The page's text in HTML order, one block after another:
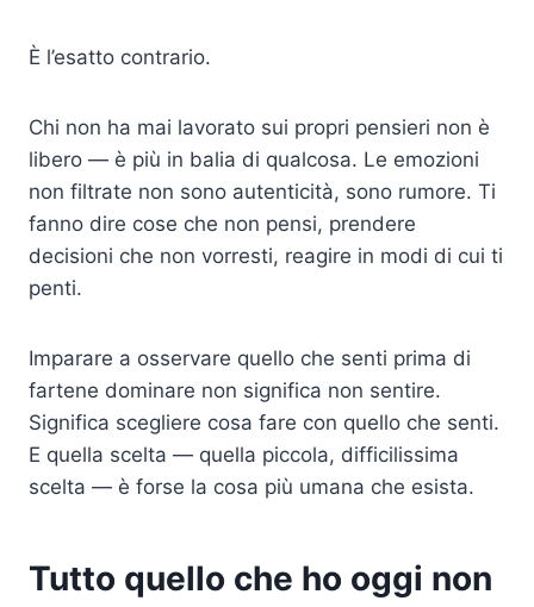
È l’esatto contrario.
Chi non ha mai lavorato sui propri pensieri non è
libero — è più in balia di qualcosa. Le emozioni
non filtrate non sono autenticità, sono rumore. Ti
fanno dire cose che non pensi, prendere
decisioni che non vorresti, reagire in modi di cui ti
penti.
Imparare a osservare quello che senti prima di
fartene dominare non significa non sentire.
Significa scegliere cosa fare con quello che senti.
E quella scelta — quella piccola, difficilissima
scelta — è forse la cosa più umana che esista.
Tutto quello che ho oggi non